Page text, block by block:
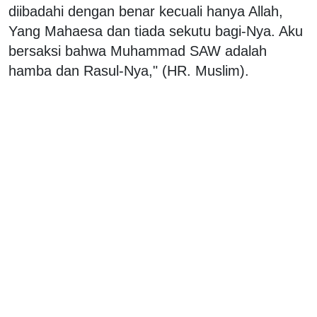
diibadahi dengan benar kecuali hanya Allah,
Yang Mahaesa dan tiada sekutu bagi-Nya. Aku
bersaksi bahwa Muhammad SAW adalah
hamba dan Rasul-Nya," (HR. Muslim).